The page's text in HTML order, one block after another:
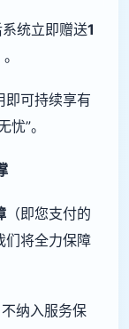
统立即赠送1
即可持续享有
”。
（即您支付的
们将全力保障
纳入服务保